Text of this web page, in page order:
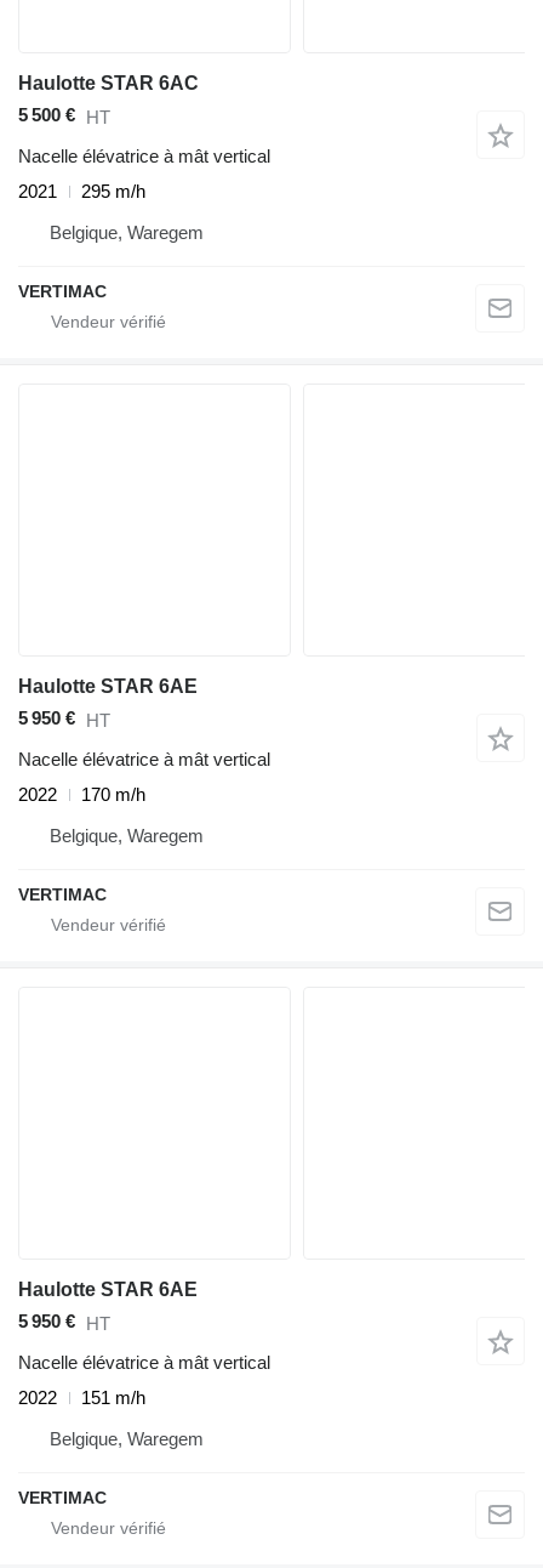
Haulotte STAR 6AC
5 500 € HT
Nacelle élévatrice à mât vertical
2021
295 m/h
Belgique, Waregem
VERTIMAC
Haulotte STAR 6AE
5 950 € HT
Nacelle élévatrice à mât vertical
2022
170 m/h
Belgique, Waregem
VERTIMAC
Haulotte STAR 6AE
5 950 € HT
Nacelle élévatrice à mât vertical
2022
151 m/h
Belgique, Waregem
VERTIMAC